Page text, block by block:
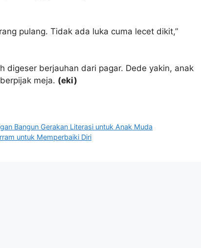
pulang. Tidak ada luka cuma lecet dikit,”
digeser berjauhan dari pagar. Dede yakin, anak
meja. (eki)
Bangun Gerakan Literasi untuk Anak Muda
untuk Memperbaiki Diri